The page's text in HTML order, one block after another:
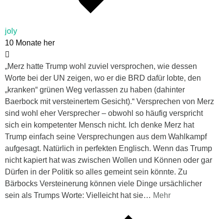
joly
10 Monate her
„Merz hatte Trump wohl zuviel versprochen, wie dessen
Worte bei der UN zeigen, wo er die BRD dafür lobte, den
„kranken“ grünen Weg verlassen zu haben (dahinter
Baerbock mit versteinertem Gesicht).“ Versprechen von Merz
sind wohl eher Versprecher – obwohl so häufig verspricht
sich ein kompetenter Mensch nicht. Ich denke Merz hat
Trump einfach seine Versprechungen aus dem Wahlkampf
aufgesagt. Natürlich in perfekten Englisch. Wenn das Trump
nicht kapiert hat was zwischen Wollen und Können oder gar
Dürfen in der Politik so alles gemeint sein könnte. Zu
Bärbocks Versteinerung können viele Dinge ursächlicher
sein als Trumps Worte: Vielleicht hat sie… Mehr